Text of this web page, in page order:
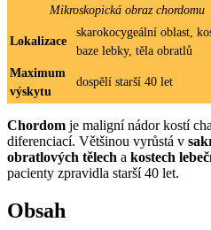
Mikroskopická obraz chordomu
Lokalizace
skarokocygeální oblast,
baze lebky, těla obratlů
Maximum
výskytu
dospělí starší 40 let
Chordom je maligní nádor kostí
diferenciací. Většinou vyrůstá v
obratlových tělech a kostech
pacienty zpravidla starší 40 let.
Obsah